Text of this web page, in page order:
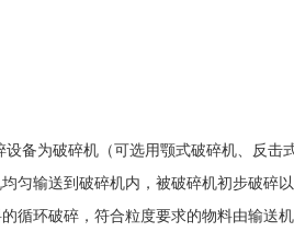
为破碎机（可选用颚式破碎机、反击
匀输送到破碎机内，被破碎机初步破碎
循环破碎，符合粒度要求的物料由输送